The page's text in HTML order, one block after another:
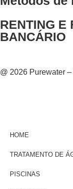
RENTING E
BANCÁRIO
@ 2026 Purewater
HOME
TRATAMENTO DE
PISCINAS